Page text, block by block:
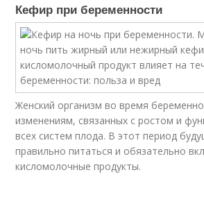
Кефир при беременности
Женский организм во время
изменениям, связанных с ростом и
всех систем плода. В этот период
правильно питаться и обязательно
кисломолочные продукты.